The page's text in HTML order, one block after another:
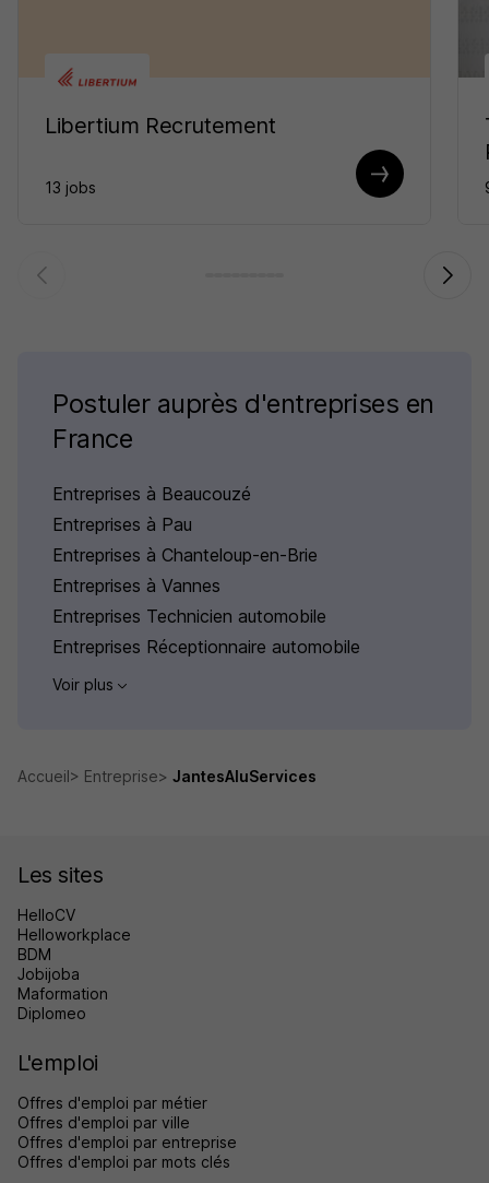
Libertium Recrutement
13 jobs
Postuler auprès d'entreprises en
France
Entreprises à Beaucouzé
Entreprises à Pau
Entreprises à Chanteloup-en-Brie
Entreprises à Vannes
Entreprises Technicien automobile
Entreprises Réceptionnaire automobile
Voir plus
Accueil Entreprise JantesAluServices
Les sites
HelloCV
Helloworkplace
BDM
Jobijoba
Maformation
Diplomeo
L'emploi
Offres d'emploi par métier
Offres d'emploi par ville
Offres d'emploi par entreprise
Offres d'emploi par mots clés